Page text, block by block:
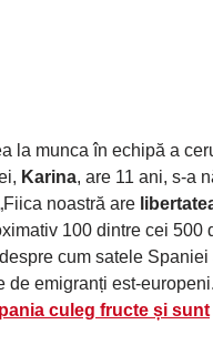
la munca în echipă a
Karina, are 11 ani, s-a
noastră are
100 dintre cei 500
cum satele Spaniei
de emigranți est-europeni.
culeg fructe și sunt